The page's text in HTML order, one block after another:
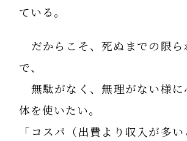
ている。
だからこそ、死ぬまでの限ら
で、
無駄がなく、無理がない様に
体を使いたい。
「コスパ（出費より収入が多